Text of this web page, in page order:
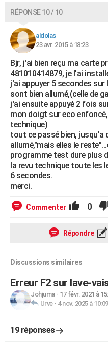
RÉPONSE 10 / 10
aldolas
23 avr. 2015 à 18:23
Bjr, j'ai bien reçu ma carte
481010414879, je l'ai
j'ai appuyer 5 secondes
sont bien allumé,(celle de
j'ai ensuite appuyé 2 fois
mon doigt sur eco
technique)
tout ce passé bien, jusqu'a
allumé,"mais elles le
programme test dure plus
la revu technique toute les
6 secondes.
merci.
Commenter 0
Répondre
Discussions similaires
Erreur F2 sur lave-
Johjuma- 17 févr. 2021 à
Urve- 4 nov. 2025 à 10:09
19 réponses